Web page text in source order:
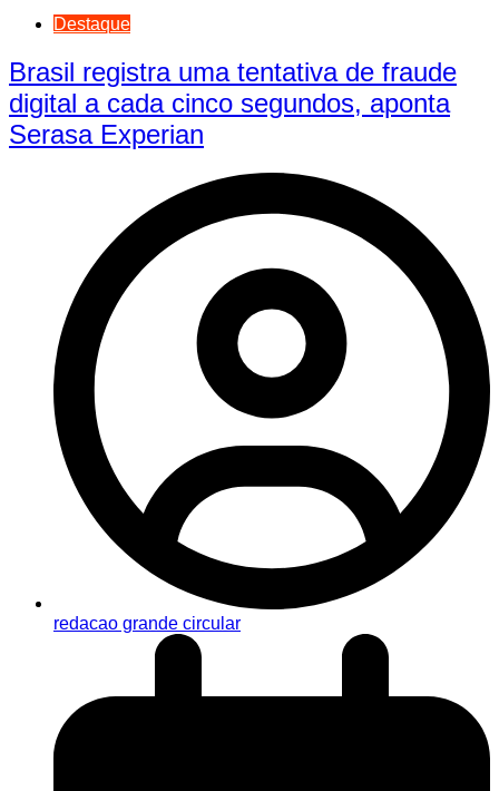
Destaque
Brasil registra uma tentativa de fraude
digital a cada cinco segundos, aponta
Serasa Experian
redacao grande circular